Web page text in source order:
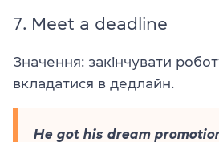
7. Meet a deadline
Значення: закінчувати
вкладатися в дедлайн.
He got his dream